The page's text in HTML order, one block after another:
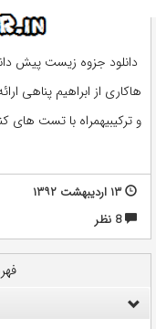
دانلود جزوه زیست پیش
هاکاری از ابراهیم پناهی
و ترکیبیهمراه با تست های
۱۳ اردیبهشت ۱۳۹۲
8 نظر